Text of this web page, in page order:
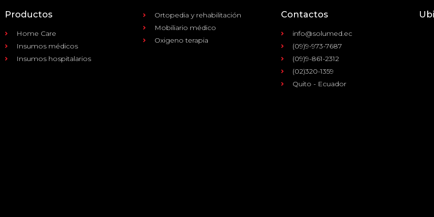
Productos
Home Care
Insumos médicos
Insumos hospitalarios
Ortopedia y rehabilitación
Mobiliario médico
Oxigeno terapia
Contactos
info@solumed.ec
(09)9-973-7687
(09)9-861-2312
(02)320-1359
Quito - Ecuador